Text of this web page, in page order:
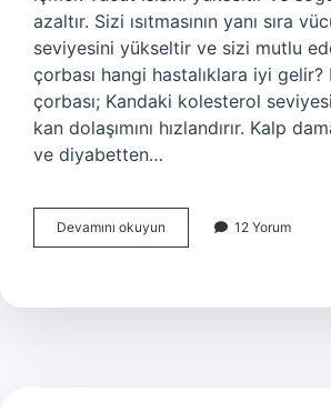
azaltır. Sizi ısıtmasının yanı sıra
seviyesini yükseltir ve sizi mutlu
çorbası hangi hastalıklara iyi gelir?
çorbası; Kandaki kolesterol
kan dolaşımını hızlandırır. Kalp
ve diyabetten…
Devamını okuyun
Çorbası
Gelir
12 Yorum